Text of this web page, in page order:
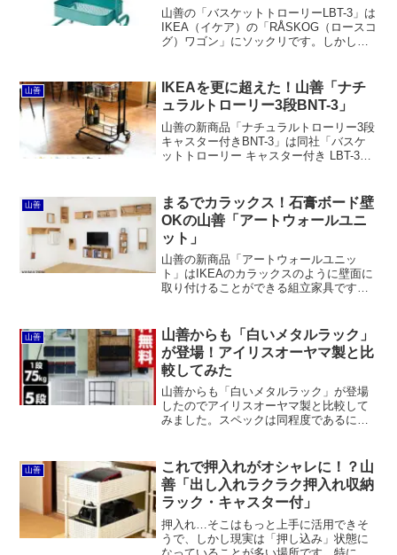
山善の「バスケットトローリーLBT-3」は
IKEA（イケア）の「RÅSKOG（ロースコ
グ）ワゴン」にソックリです。しかしな
になっています。単なるパクリではなく
オリジナルを超えたと言えるかもしれま
せん。
山善
IKEAを更に超えた！山善「ナチ
ュラルトローリー3段BNT-3」
山善の新商品「ナチュラルトローリー3段
キャスター付きBNT-3」は同社「バスケ
ットトローリー キャスター付き LBT-3」
が素敵ですが、いかんせん価格が高すぎ
ます。
山善
まるでカラックス！石膏ボード壁
OKの山善「アートウォールユニ
ット」
山善の新商品「アートウォールユニッ
ト」はIKEAのカラックスのように壁面に
取り付けることができる組立家具です。
大きなサイズです。
山善
山善からも「白いメタルラック」
が登場！アイリスオーヤマ製と比
較してみた
山善からも「白いメタルラック」が登場
したのでアイリスオーヤマ製と比較して
みました。スペックは同程度であるにも
エーションが豊富というメリットもあり
ます。
山善
これで押入れがオシャレに！？山
善「出し入れラクラク押入れ収納
ラック・キャスター付」
押入れ…そこはもっと上手に活用できそ
うで、しかし現実は「押し込み」状態に